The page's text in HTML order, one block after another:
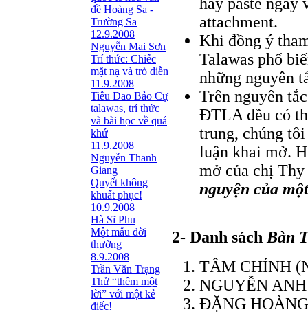
đề Hoàng Sa -
Trường Sa
12.9.2008
Nguyễn Mai Sơn
Trí thức: Chiếc
mặt nạ và trò diễn
11.9.2008
Tiêu Dao Bảo Cự
talawas, trí thức
và bài học về quá
khứ
11.9.2008
Nguyễn Thanh
Giang
Quyết không
khuất phục!
10.9.2008
Hà Sĩ Phu
Một mẩu đời
thường
8.9.2008
Trần Văn Trạng
Thử “thêm một
lời” với một kẻ
điếc!
attachment.
Khi đồng ý
Talawas phổ
những nguyên
Trên nguyên
ÐTLA đều có
trung, chúng
luận khai mở.
mở của chị
nguyện của
2- Danh sách Bàn
TÂM CHÍNH
NGUYỄN
ÐẶNG